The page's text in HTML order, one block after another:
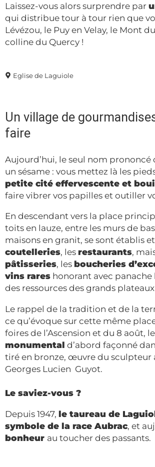
Eglise de Laguiole
Laissez-vous alors surprendre par
qui distribue tour à tour rien que
Lévézou, le Puy en Velay, le Mont
colline du Quercy !
Un village de
faire
Aujourd’hui, le seul nom prononcé
un sésame : vous mettez là les
petite cité effervescente et
faire vibrer vos papilles et outiller
En descendant vers la place
toits en lauze, entre les murs de
maisons en granit, se sont établis
coutelleries, les restaurants,
pâtisseries, les boucheries
vins rares honorant avec panache
des ressources des grands
Le rappel de la tradition et de la
ce qu’évoque sur cette même
foires de l’Ascension et du 8 août, le
monumental d’abord façonné
tiré en bronze, œuvre du sculpteur
Georges Lucien Guyot.
Le saviez-vous ?
Depuis 1947, le taureau de
symbole de la race Aubrac, et
bonheur au toucher des passants.